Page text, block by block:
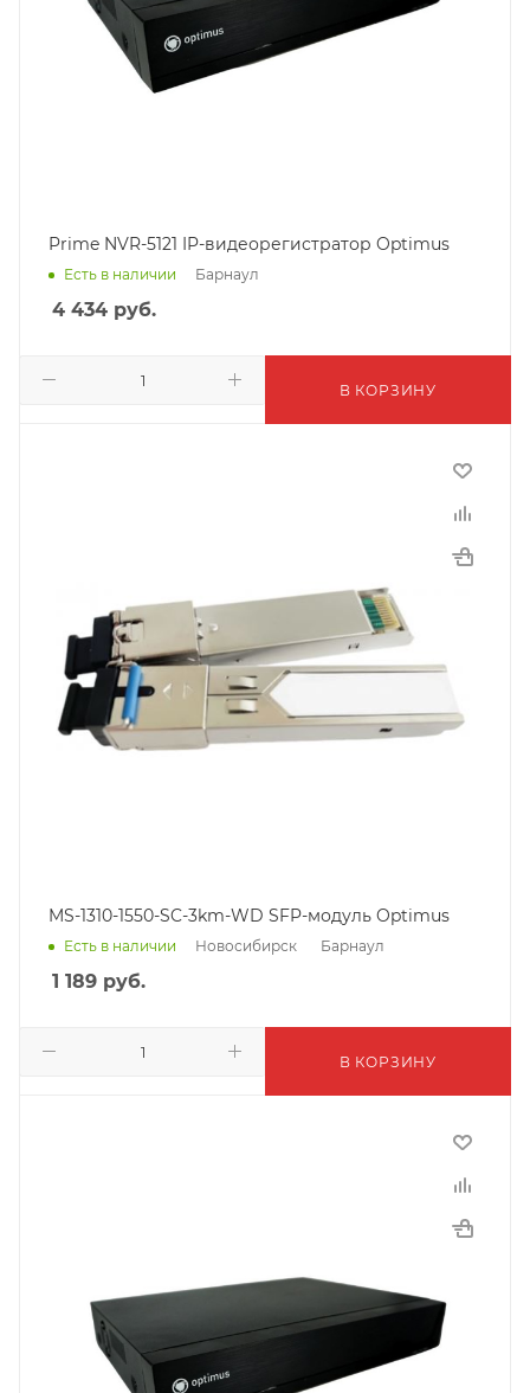
Prime NVR-5121 IP-видеорегистратор Optimus
Есть в наличии Барнаул
4 434 руб.
В КОРЗИНУ
MS-1310-1550-SC-3km-WD SFP-модуль Optimus
Есть в наличии Новосибирск Барнаул
1 189 руб.
В КОРЗИНУ